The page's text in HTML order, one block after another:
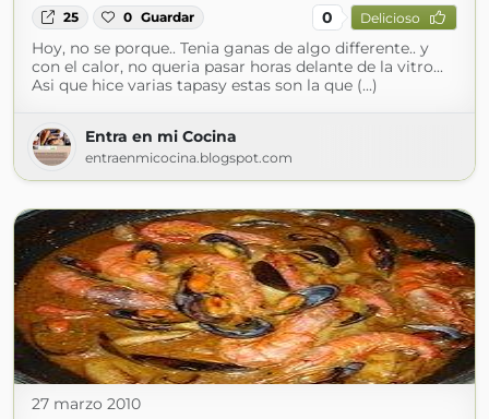
25 0 Guardar 0 Delicioso
Hoy, no se porque.. Tenia ganas de algo differente.. y
con el calor, no queria pasar horas delante de la vitro...
Asi que hice varias tapasy estas son la que (...)
Entra en mi Cocina
entraenmicocina.blogspot.com
27 marzo 2010